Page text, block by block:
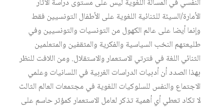
النفسي في المسألة اللغوية ليس على مستوى دراسة الآثار
الأمارة/السيئة للثنائية اللغوية على الأطفال التونسيين فقط
وإنما أيضا على عالم الكهول من التونسيات والتونسيين وفي
طليعتهم النخب السياسية والفكرية والمثقفين والمتعلمين
الثنائي اللغة في فترتي الاستعمار والاستقلال. ومن اللافت للنظر
بهذا الصدد أن أدبيات الدراسات الغربية في اللسانيات وعلمي
الاجتماع والنفس للسلوكيات اللغوية في مجتمعات العالم الثالث
لا تكاد تعطي أي أهمية تذكر لعامل الاستعمار كمؤثر حاسم على